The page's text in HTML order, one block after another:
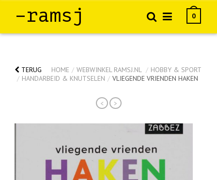
–ramsj 0
TERUG HOME / WEBWINKEL RAMSJ.NL / HOBBY & SPORT
/ HANDARBEID & KNUTSELEN / VLIEGENDE VRIENDEN HAKEN
< >